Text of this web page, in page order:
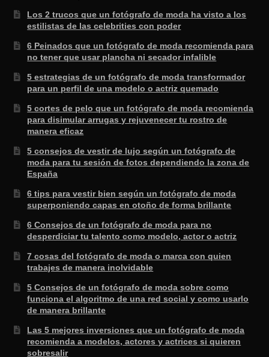
Los 2 trucos que un fotógrafo de moda ha visto a los
estilistas de las celebrities con poder
6 Peinados que un fotógrafo de moda recomienda para
no tener que usar plancha ni secador infalible
5 estrategias de un fotógrafo de moda transformador
para un perfil de una modelo o actriz quemado
5 cortes de pelo que un fotógrafo de moda recomienda
para disimular arrugas y rejuvenecer tu rostro de
manera eficaz
5 consejos de vestir de lujo según un fotógrafo de
moda para tu sesión de fotos dependiendo la zona de
España
6 tips para vestir bien según un fotógrafo de moda
superponiendo capas en otoño de forma brillante
6 Consejos de un fotógrafo de moda para no
desperdiciar tu talento como modelo, actor o actriz
7 cosas del fotógrafo de moda o marca con quien
trabajes de manera inolvidable
5 Consejos de un fotógrafo de moda sobre como
funciona el algoritmo de una red social y como usarlo
de manera brillante
Las 5 mejores inversiones que un fotógrafo de moda
recomienda a modelos, actores y actrices si quieren
sobresalir